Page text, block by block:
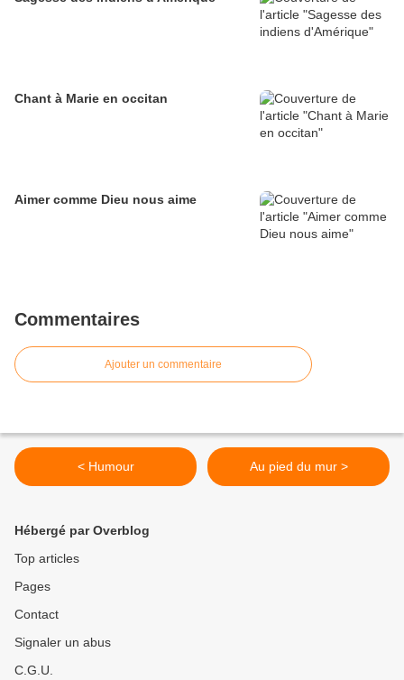
Chant à Marie en occitan
Aimer comme Dieu nous aime
Commentaires
Ajouter un commentaire
< Humour Au pied du mur >
Hébergé par Overblog
Top articles
Pages
Contact
Signaler un abus
C.G.U.